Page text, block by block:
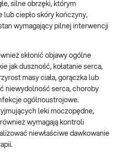
silne obrzęki, którym
lub ciepło skóry kończyny,
wymagający pilnej interwencji
skłonić objawy ogólne
jak duszność, kołatanie serca,
masy ciała, gorączka lub
niewydolność serca, choroby
ogólnoustrojowe.
leki moczopędne,
wymagają kontroli
niewłaściwe dawkowanie